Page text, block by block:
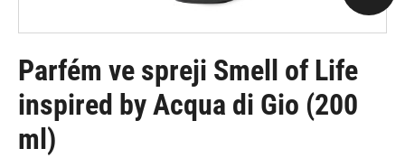
Parfém ve spreji Smell of Life
inspired by Acqua di Gio (200
ml)